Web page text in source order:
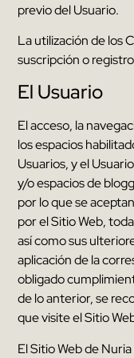
previo del Usuario.
La utilización de los
suscripción o
El Usuario
El acceso, la
los espacios
Usuarios,y el
y/o espacios de
por lo que se aceptan
por el Sitio Web,
así como sus
aplicación de la
obligado
de lo anterior,se
que visite el Sitio
El Sitio Web de